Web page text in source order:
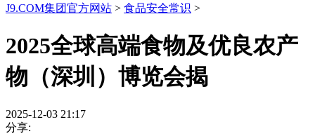
J9.COM集团官方网站 > 食品安全常识 >
2025全球高端食物及优良农产
物（深圳）博览会揭
2025-12-03 21:17
分享: